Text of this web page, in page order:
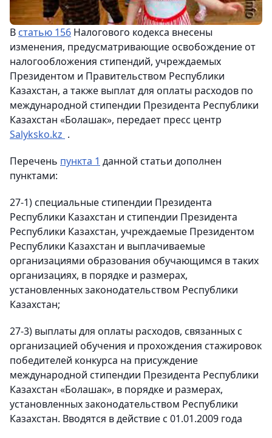
В статью 156 Налогового кодекса внесены
изменения, предусматривающие освобождение от
налогообложения стипендий, учреждаемых
Президентом и Правительством Республики
Казахстан, а также выплат для оплаты расходов по
международной стипендии Президента Республики
Казахстан «Болашак», передает пресс центр
Salyksko.kz .
Перечень пункта 1 данной статьи дополнен
пунктами:
27-1) специальные стипендии Президента
Республики Казахстан и стипендии Президента
Республики Казахстан, учреждаемые Президентом
Республики Казахстан и выплачиваемые
организациями образования обучающимся в таких
организациях, в порядке и размерах,
установленных законодательством Республики
Казахстан;
27-3) выплаты для оплаты расходов, связанных с
организацией обучения и прохождения стажировок
победителей конкурса на присуждение
международной стипендии Президента Республики
Казахстан «Болашак», в порядке и размерах,
установленных законодательством Республики
Казахстан. Вводятся в действие с 01.01.2009 года